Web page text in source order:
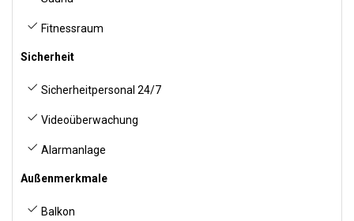
Fitnessraum
Sicherheit
Sicherheitpersonal 24/7
Videoüberwachung
Alarmanlage
Außenmerkmale
Balkon